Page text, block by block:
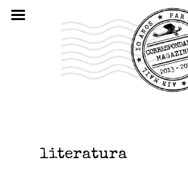
literatura